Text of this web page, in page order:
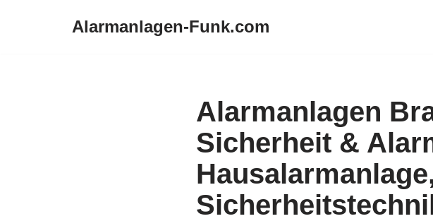
Alarmanlagen-Funk.com
Alarmanlagen
Sicherheit &